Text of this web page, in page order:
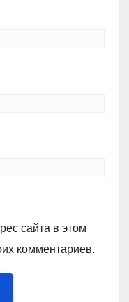
сайта в этом
комментариев.